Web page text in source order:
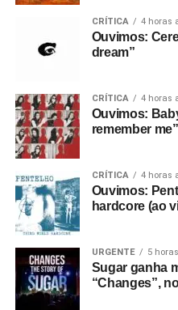
CRÍTICA 4 horas
Ouvimos:
dream”
CRÍTICA 4 horas
Ouvimos:
remember me”
CRÍTICA 4 horas
Ouvimos:
hardcore (ao
URGENTE 5
Sugar ganha
“Changes”,